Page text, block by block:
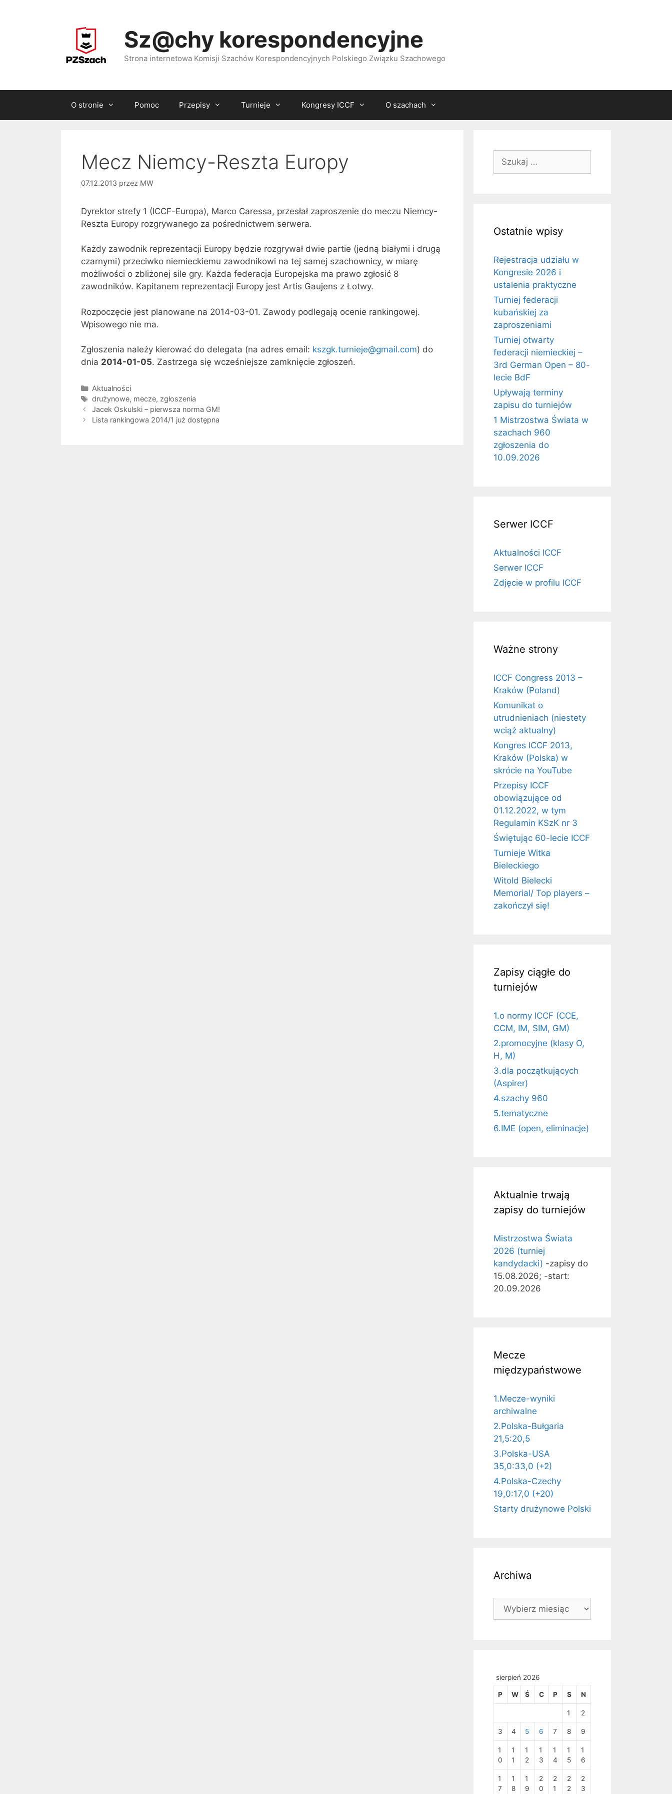
Sz@chy korespondencyjne
Strona internetowa Komisji Szachów Korespondencyjnych Polskiego Związku Szachowego
O stronie Pomoc Przepisy Turnieje Kongresy ICCF O szachach
Mecz Niemcy-Reszta Europy
07.12.2013 przez MW
Dyrektor strefy 1 (ICCF-Europa), Marco Caressa, przesłał zaproszenie do meczu Niemcy-
Reszta Europy rozgrywanego za pośrednictwem serwera.
Każdy zawodnik reprezentacji Europy będzie rozgrywał dwie partie (jedną białymi i drugą
czarnymi) przeciwko niemieckiemu zawodnikowi na tej samej szachownicy, w miarę
możliwości o zbliżonej sile gry. Każda federacja Europejska ma prawo zgłosić 8
zawodników. Kapitanem reprezentacji Europy jest Artis Gaujens z Łotwy.
Rozpoczęcie jest planowane na 2014-03-01. Zawody podlegają ocenie rankingowej.
Wpisowego nie ma.
Zgłoszenia należy kierować do delegata (na adres email: kszgk.turnieje@gmail.com) do
dnia 2014-01-05. Zastrzega się wcześniejsze zamknięcie zgłoszeń.
Kategorie
Aktualności
Tagi
drużynowe, mecze, zgłoszenia
Jacek Oskulski – pierwsza norma GM!
Lista rankingowa 2014/1 już dostępna
Ostatnie wpisy
Rejestracja udziału w
Kongresie 2026 i
ustalenia praktyczne
Turniej federacji
kubańskiej za
zaproszeniami
Turniej otwarty
federacji niemieckiej –
3rd German Open – 80-
lecie BdF
Upływają terminy
zapisu do turniejów
1 Mistrzostwa Świata w
szachach 960
zgłoszenia do
10.09.2026
Serwer ICCF
Aktualności ICCF
Serwer ICCF
Zdjęcie w profilu ICCF
Ważne strony
ICCF Congress 2013 –
Kraków (Poland)
Komunikat o
utrudnieniach (niestety
wciąż aktualny)
Kongres ICCF 2013,
Kraków (Polska) w
skrócie na YouTube
Przepisy ICCF
obowiązujące od
01.12.2022, w tym
Regulamin KSzK nr 3
Świętując 60-lecie ICCF
Turnieje Witka
Bieleckiego
Witold Bielecki
Memorial/ Top players –
zakończył się!
Zapisy ciągłe do
turniejów
1.o normy ICCF (CCE,
CCM, IM, SIM, GM)
2.promocyjne (klasy O,
H, M)
3.dla początkujących
(Aspirer)
4.szachy 960
5.tematyczne
6.IME (open, eliminacje)
Aktualnie trwają
zapisy do turniejów
Mistrzostwa Świata
2026 (turniej
kandydacki) -zapisy do
15.08.2026; -start:
20.09.2026
Mecze
międzypaństwowe
1.Mecze-wyniki
archiwalne
2.Polska-Bułgaria
21,5:20,5
3.Polska-USA
35,0:33,0 (+2)
4.Polska-Czechy
19,0:17,0 (+20)
Starty drużynowe Polski
Archiwa
Archiwa
sierpień 2026
P W Ś C P S N
1 2
3 4 5 6 7 8 9
1
0
1
1
1
2
1
3
1
4
1
5
1
6
1
7
1
8
1
9
2
0
2
1
2
2
2
3